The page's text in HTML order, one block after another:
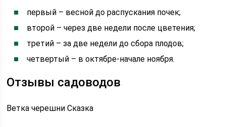
первый – весной до распускания почек;
второй – через две недели после цветения;
третий – за две недели до сбора плодов;
четвертый – в октябре-начале ноября.
Отзывы садоводов
Ветка черешни Сказка